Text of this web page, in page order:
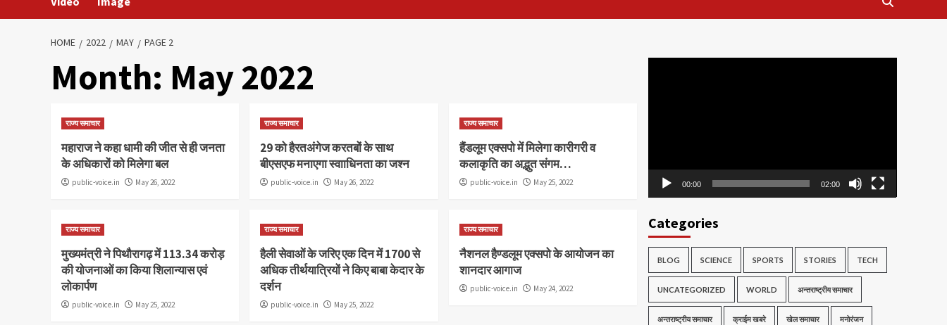
HOME 2022 MAY PAGE 2
Month: May 2022
राज्य समाचार
महाराज ने कहा धामी की जीत से ही जनता
के अधिकारों को मिलेगा बल
public-voice.in May 26, 2022
राज्य समाचार
29 को हैरतअंगेज करतबों के साथ
बीएसएफ मनाएगा स्वााधिनता का जश्न
public-voice.in May 26, 2022
राज्य समाचार
हैंडलूम एक्सपो में मिलेगा कारीगरी व
कलाकृति का अद्भुत संगम…
public-voice.in May 25, 2022
राज्य समाचार
मुख्यमंत्री ने पिथौरागढ़ में 113.34 करोड़
की योजनाओं का किया शिलान्यास एवं
लोकार्पण
public-voice.in May 25, 2022
राज्य समाचार
हैली सेवाओं के जरिए एक दिन में 1700 से
अधिक तीर्थयात्रियों ने किए बाबा केदार के
दर्शन
public-voice.in May 25, 2022
राज्य समाचार
नैशनल हैण्डलूम एक्सपो के आयोजन का
शानदार आगाज
public-voice.in May 24, 2022
00:00 02:00
Categories
BLOG SCIENCE SPORTS STORIES TECH
UNCATEGORIZED WORLD अन्तराष्ट्रीय समाचार
अन्तराष्ट्रीय समाचार क्राईम खबरे खेल समाचार मनोरंजन